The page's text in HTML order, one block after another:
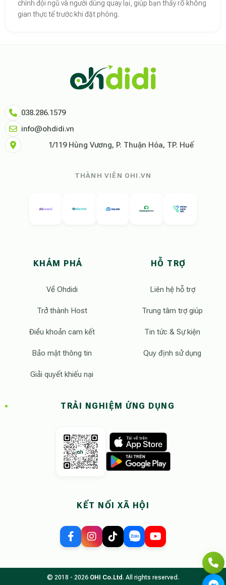
chính đội ngũ và người dùng quay lại, giúp bạn thấy rõ không
gian thực tế trước khi đặt phòng.
Ohdidi Facebook Official,
038.286.1579
info@ohdidi.vn
1/119 Hùng Vương, P. Thuận Hóa, TP. Huế
THÀNH VIÊN OHI.VN
KHÁM PHÁ
Về Ohdidi
Trở thành Host
Điều khoản cam kết
Bảo mật thông tin
Giải quyết khiếu nại
HỖ TRỢ
Liên hệ hỗ trợ
Trung tâm trợ giúp
Tin tức & Sự kiện
Quy định sử dụng
TRẢI NGHIỆM ỨNG DỤNG
KẾT NỐI XÃ HỘI
© 2018 - 2026 OHI Co.Ltd. All rights reserved.